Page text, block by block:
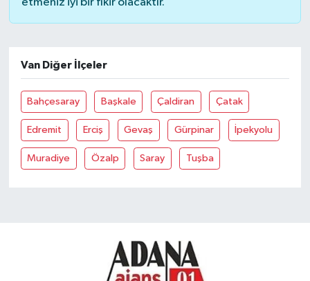
etmeniz iyi bir fikir olacaktır.
Van Diğer İlçeler
Bahçesaray Başkale Çaldiran Çatak
Edremit Erciş Gevaş Gürpinar İpekyolu
Muradiye Özalp Saray Tuşba